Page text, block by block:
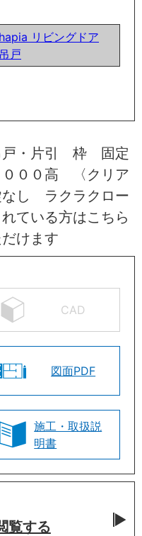
hapia リビングドア
吊戸
戸・片引 枠 固定
００高 〈クリア
し ラクラクロー
ている方はこちら
けます
CAD
図面PDF
施工・取扱説
明書
覧する